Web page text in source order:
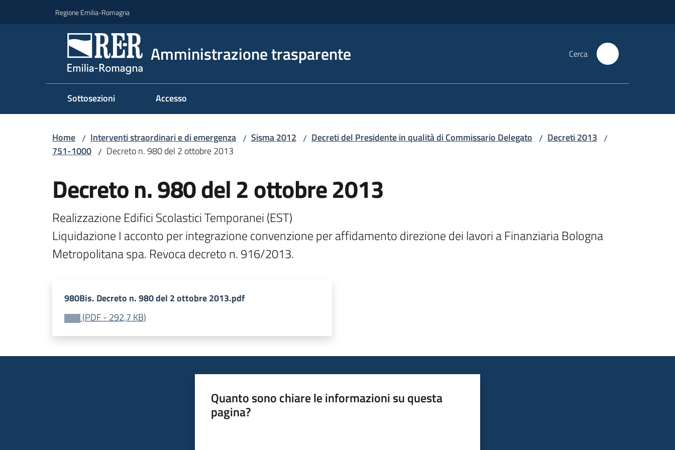
Regione Emilia-Romagna
Amministrazione trasparente Cerca
Sottosezioni Accesso
Home / Interventi straordinari e di emergenza / Sisma 2012 / Decreti del Presidente in qualità di Commissario Delegato / Decreti 2013 /
751-1000 / Decreto n. 980 del 2 ottobre 2013
Decreto n. 980 del 2 ottobre 2013
Realizzazione Edifici Scolastici Temporanei (EST)
Liquidazione I acconto per integrazione convenzione per affidamento direzione dei lavori a Finanziaria Bologna
980Bis. Decreto n. 980 del 2 ottobre 2013.pdf
(PDF- 292,7 KB)
Quanto sono chiare le informazioni su questa
pagina?